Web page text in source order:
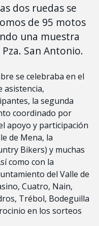
dos ruedas se
de 95 motos
una muestra
San Antonio.
se celebraba en el
asistencia,
la segunda
coordinado por
apoyo y participación
de Mena, la
Bikers) y muchas
como con la
del Valle de
Cuatro, Nain,
Trébol, Bodeguilla
en los sorteos